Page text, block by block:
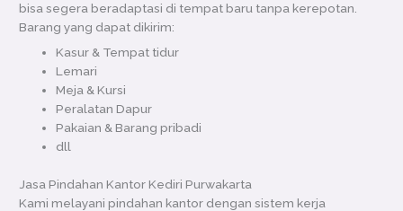
bisa segera beradaptasi di tempat baru tanpa kerepotan.
Barang yang dapat dikirim:
Kasur & Tempat tidur
Lemari
Meja & Kursi
Peralatan Dapur
Pakaian & Barang pribadi
dll
Jasa Pindahan Kantor Kediri Purwakarta
Kami melayani pindahan kantor dengan sistem kerja